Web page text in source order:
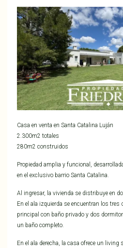
Casa en venta en Santa Catalina Luján
2.300m2 totales
280m2 construidos
Propiedad amplia y funcional,
en el exclusivo barrio Santa Catalina.
Al ingresar, la vivienda se distribuye en
En el ala izquierda se encuentran los
principal con baño privado y dos
un baño completo.
En el ala derecha, la casa ofrece un